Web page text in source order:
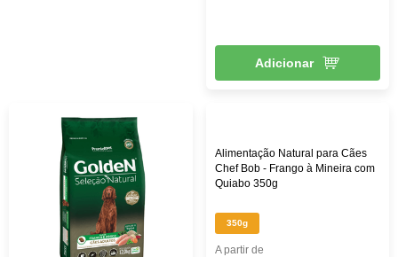
Adicionar
Alimentação Natural para Cães
Chef Bob - Frango à Mineira com
Quiabo 350g
350g
A partir de